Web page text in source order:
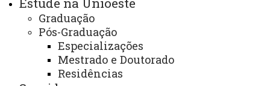
Graduação
Pós-Graduação
Especializações
Mestrado e Doutorado
Residências
Segunda-feira a sexta-feira das 8h às 12h /13h às
17h
ATUALIZAÇÃO MAIS RECENTE: 30 DE JUNHO DE
ACESSOS: 1235